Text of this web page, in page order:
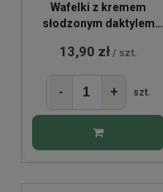
Wafelki z kremem
słodzonym daktylem
13,90 zł / szt.
- + szt.